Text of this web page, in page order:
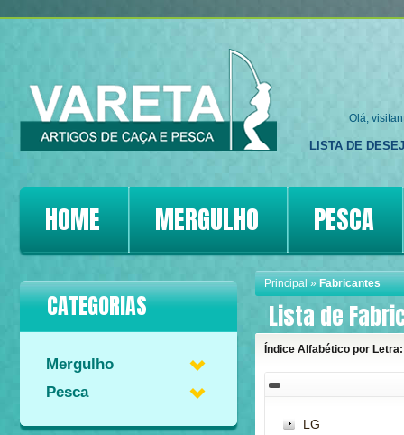
LISTA DE
Olá,
HOME MERGULHO PESCA
CATEGORIAS
Mergulho
Pesca
Principal»Fabricantes
Lista de
Índice Alfabético por Letra:
LG